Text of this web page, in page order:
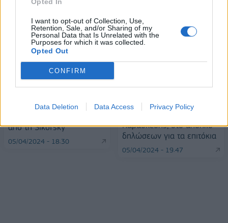
I want to opt-out of Collection, Use,
Retention, Sale, and/or Sharing of my
Personal Data that Is Unrelated with the
Purposes for which it was collected.
Opted Out
CONFIRM
Data Deletion Data Access Privacy Policy
την προμήθεια 35
από τη Sikorsky
05/04/2024 - 18:30
Ευρωαγορές: Απώλειες
Παρασκευής, στο απόηχο
δηλώσεων για τα επιτόκια
05/04/2024 - 19:47